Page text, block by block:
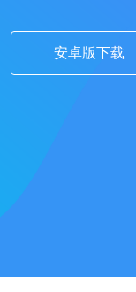
安卓版下载